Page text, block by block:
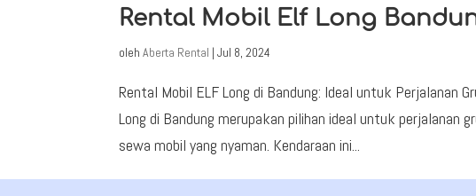
Rental Mobil Elf Long
olehAberta Rental |Jul 8, 2024
Rental Mobil ELF Long di Bandung: Ideal untuk Perjalanan
Long di Bandung merupakan pilihan ideal untuk perjalanan
sewa mobil yang nyaman. Kendaraan ini...